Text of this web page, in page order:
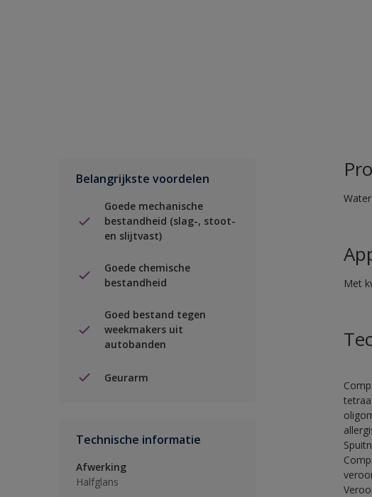
Belangrijkste voordelen
Goede mechanische
bestandheid (slag-, stoot-
en slijtvast)
Goede chemische
bestandheid
Goed bestand tegen
weekmakers uit
autobanden
Geurarm
Technische informatie
Afwerking
Halfglans
Met